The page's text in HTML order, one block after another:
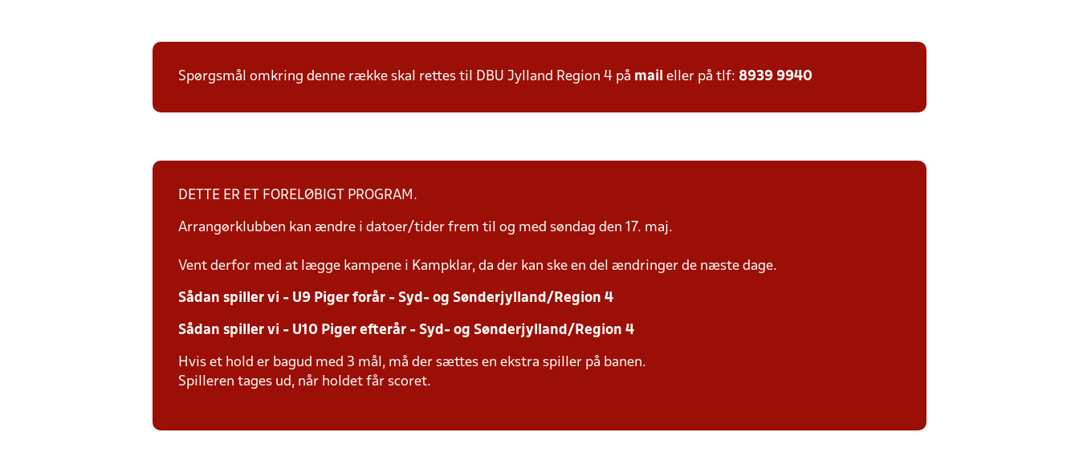
Spørgsmål omkring denne række skal rettes til DBU Jylland Region 4 på mail eller på tlf: 8939 9940
DETTE ER ET FORELØBIGT PROGRAM.
Arrangørklubben kan ændre i datoer/tider frem til og med søndag den 17. maj.
Vent derfor med at lægge kampene i Kampklar, da der kan ske en del ændringer de næste dage.
Sådan spiller vi - U9 Piger forår - Syd- og Sønderjylland/Region 4
Sådan spiller vi - U10 Piger efterår - Syd- og Sønderjylland/Region 4
Hvis et hold er bagud med 3 mål, må der sættes en ekstra spiller på banen.
Spilleren tages ud, når holdet får scoret.